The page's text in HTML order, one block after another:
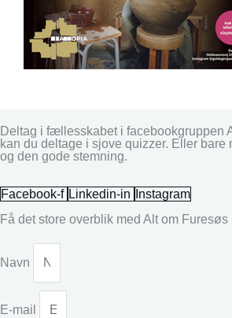
Deltag i fællesskabet i facebookgruppen
kan du deltage i sjove quizzer. Eller bare
og den gode stemning.
Facebook-f Linkedin-in
Instagram
Få det store overblik med Alt om Furesøs
Navn
E-mail